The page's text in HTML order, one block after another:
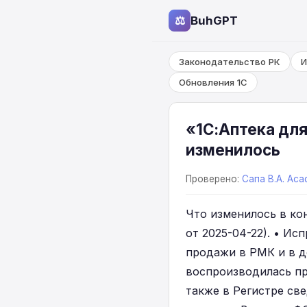
⚖ BuhGPT
Законодательство РК
Обновления 1С
«1С:Аптека
изменилось
Проверено: Сапа В.А.
Что изменилось в
от 2025-04-22). •
продажи в РМК и в
воспроизводилась
также в Регистре